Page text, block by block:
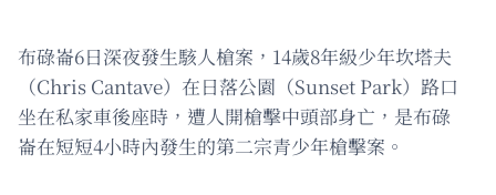
布碌崙6日深夜發生駭人槍案，14歲8年級少年坎塔夫
（Chris Cantave）在日落公園（Sunset Park）路口
坐在私家車後座時，遭人開槍擊中頭部身亡，是布碌
崙在短短4小時內發生的第二宗青少年槍擊案。